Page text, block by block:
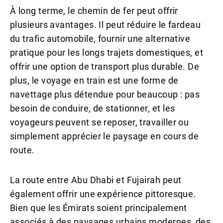
À long terme, le chemin de fer peut offrir
plusieurs avantages. Il peut réduire le fardeau
du trafic automobile, fournir une alternative
pratique pour les longs trajets domestiques, et
offrir une option de transport plus durable. De
plus, le voyage en train est une forme de
navettage plus détendue pour beaucoup : pas
besoin de conduire, de stationner, et les
voyageurs peuvent se reposer, travailler ou
simplement apprécier le paysage en cours de
route.
La route entre Abu Dhabi et Fujairah peut
également offrir une expérience pittoresque.
Bien que les Émirats soient principalement